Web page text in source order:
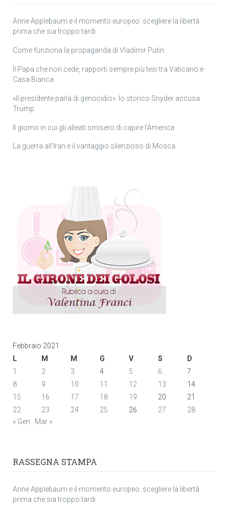
Anne Applebaum e il momento europeo: scegliere la libertà
prima che sia troppo tardi
Come funziona la propaganda di Vladimir Putin
Il Papa che non cede, rapporti sempre più tesi tra Vaticano e
Casa Bianca
«Il presidente parla di genocidio»: lo storico Snyder accusa
Trump
Il giorno in cui gli alleati smisero di capire l’America
La guerra all’Iran e il vantaggio silenzioso di Mosca
Febbraio 2021
L
M M G V S
D
1
2 3 4 5 6
7
8
9 10 11 12 13
14
15
16 17 18 19 20
21
22
23 24 25 26 27
28
« Gen
Mar »
RASSEGNA STAMPA
Anne Applebaum e il momento europeo: scegliere la libertà
prima che sia troppo tardi